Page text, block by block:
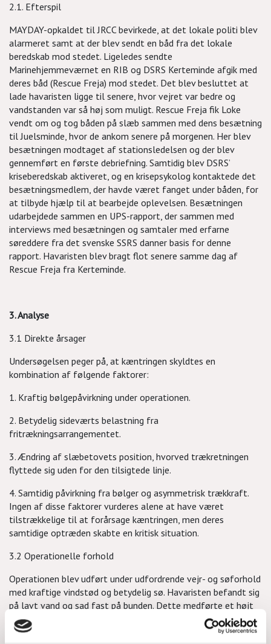
2.1. Efterspil
MAYDAY-opkaldet til JRCC bevirkede, at det lokale politi blev
alarmeret samt at der blev sendt en båd fra det lokale
beredskab mod stedet. Ligeledes sendte
Marinehjemmeværnet en RIB og DSRS Kerteminde afgik med
deres båd (Rescue Freja) mod stedet. Det blev besluttet at
lade havaristen ligge til senere, hvor vejret var bedre og
vandstanden var så høj som muligt. Rescue Freja fik Loke
vendt om og tog båden på slæb sammen med dens besætning
til Juelsminde, hvor de ankom senere på morgenen. Her blev
besætningen modtaget af stationsledelsen og der blev
gennemført en første debriefning. Samtidig blev DSRS’
kriseberedskab aktiveret, og en krisepsykolog kontaktede det
besætningsmedlem, der havde været fanget under båden, for
at tilbyde hjælp til at bearbejde oplevelsen. Besætningen
udarbejdede sammen en UPS-rapport, der sammen med
interviews med besætningen og samtaler med erfarne
søreddere fra det svenske SSRS danner basis for denne
rapport. Havaristen blev bragt flot senere samme dag af
Rescue Freja fra Kerteminde.
3. Analyse
3.1 Direkte årsager
Undersøgelsen peger på, at kæntringen skyldtes en
kombination af følgende faktorer:
1. Kraftig bølgepåvirkning under operationen.
2. Betydelig sideværts belastning fra
fritrækningsarrangementet.
3. Ændring af slæbetovets position, hvorved trækretningen
flyttede sig uden for den tilsigtede linje.
4. Samtidig påvirkning fra bølger og asymmetrisk trækkraft.
Ingen af disse faktorer vurderes alene at have været
tilstrækkelige til at forårsage kæntringen, men deres
samtidige optræden skabte en kritisk situation.
3.2 Operationelle forhold
Operationen blev udført under udfordrende vejr- og søforhold
med kraftige vindstød og betydelig sø. Havaristen befandt sig
på lavt vand og sad fast på bunden. Dette medførte et højt
modhold, som krævede betydelige trækkrafter for at opnå
bevægelse. Anvendelsen af faldet til at øge sejlbådens